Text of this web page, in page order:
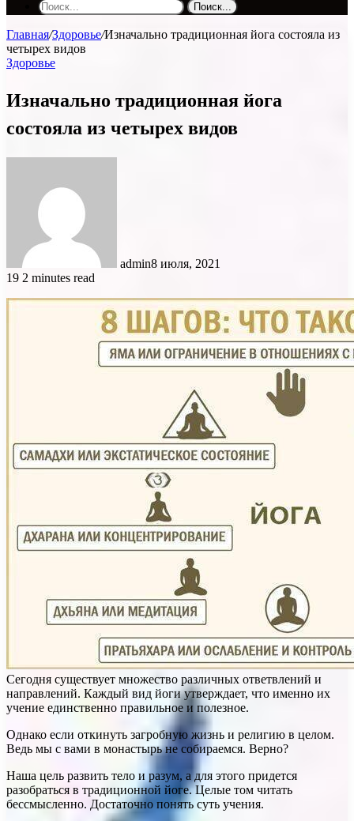
Поиск...
Главная/Здоровье/Изначально традиционная йога состояла из
четырех видов
Здоровье
Изначально традиционная йога
состояла из четырех видов
admin8 июля, 2021
19 2 minutes read
Сегодня существует множество различных ответвлений и
направлений. Каждый вид йоги утверждает, что именно их
учение единственно правильное и полезное.
Однако если откинуть загробную жизнь и религию в целом.
Ведь мы с вами в монастырь не собираемся. Верно?
Наша цель развить тело и разум, а для этого придется
разобраться в традиционной йоге. Целые том читать
бессмысленно. Достаточно понять суть учения.